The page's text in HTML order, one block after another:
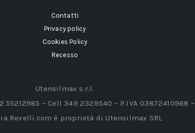
Contatti
Privacy policy
Cookies Policy
Recesso
Utensilmax s.r.l.
55212985 – Cell 349 2329540 – P.IVA 03872410968 –
Revelli.com è proprietà di Utensilmax SRL